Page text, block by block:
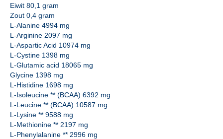
Eiwit 80,1 gram
Zout 0,4 gram
L-Alanine 4994 mg
L-Arginine 2097 mg
L-Aspartic Acid 10974 mg
L-Cystine 1398 mg
L-Glutamic acid 18065 mg
Glycine 1398 mg
L-Histidine 1698 mg
L-Isoleucine ** (BCAA) 6392 mg
L-Leucine ** (BCAA) 10587 mg
L-Lysine ** 9588 mg
L-Methionine ** 2197 mg
L-Phenylalanine ** 2996 mg